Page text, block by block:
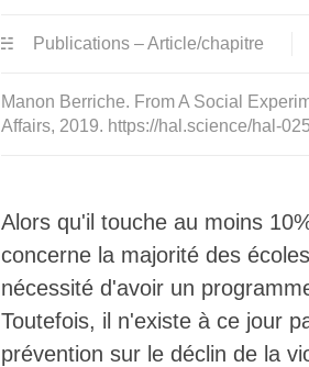
Publications – Article/chapitre
Manon Berriche. From A Social
Affairs, 2019. https://hal.science/hal-
Alors qu'il touche au moins
concerne la majorité des
nécessité d'avoir un
Toutefois, il n'existe à ce jour
prévention sur le déclin de la